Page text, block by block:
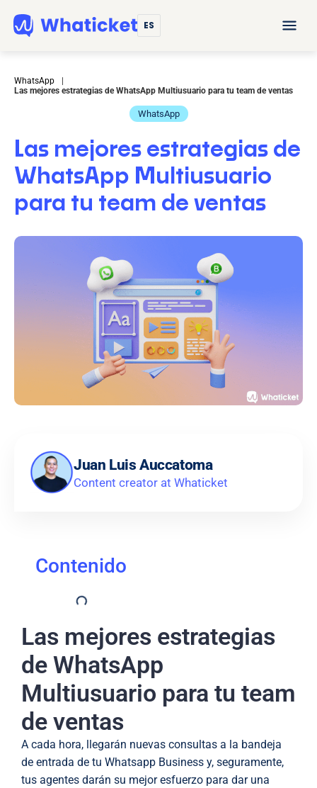
ES
WhatsApp
Las mejores estrategias de WhatsApp Multiusuario para tu team de ventas
WhatsApp
Las mejores estrategias de
WhatsApp Multiusuario
para tu team de ventas
Juan Luis Auccatoma
Content creator at Whaticket
Contenido
Las mejores estrategias
de WhatsApp
Multiusuario para tu team
de ventas
A cada hora, llegarán nuevas consultas a la bandeja
de entrada de tu Whatsapp Business y, seguramente,
tus agentes darán su mejor esfuerzo para dar una